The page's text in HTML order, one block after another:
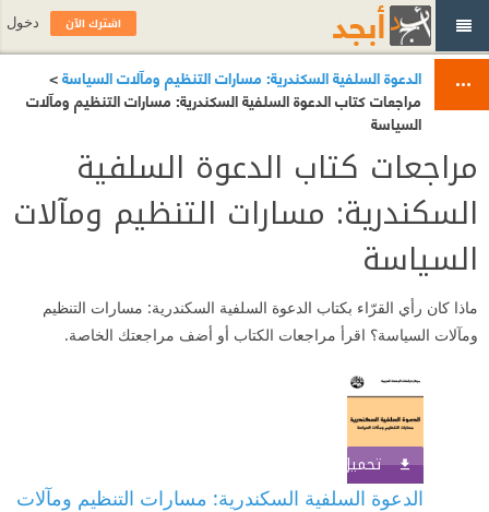
الدعوة السلفية السكندرية: مسارات التنظيم ومآلات السياسة>
مراجعات كتاب الدعوة السلفية السكندرية: مسارات التنظيم ومآلات
السياسة
مراجعات كتاب الدعوة السلفية
السكندرية: مسارات التنظيم ومآلات
السياسة
ماذا كان رأي القرّاء بكتاب الدعوة السلفية السكندرية: مسارات التنظيم
ومآلات السياسة؟ اقرأ مراجعات الكتاب أو أضف مراجعتك الخاصة.
تحميل الكتاب
الدعوة السلفية السكندرية: مسارات التنظيم ومآلات
اشترك الآن دخول